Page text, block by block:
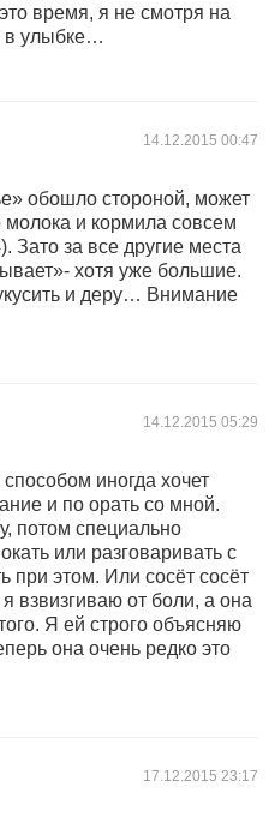
время, я не смотря на
в улыбке…
14.12.2015 00:47
обошло стороной, может
и кормила совсем
Зато за все другие места
хотя уже большие.
и деру… Внимание
14.12.2015 05:29
иногда хочет
и по орать со мной.
потом специально
или разговаривать с
при этом. Или сосёт сосёт
я взвизгиваю от боли, а она
Я ей строго объясняю
она очень редко это
17.12.2015 23:17